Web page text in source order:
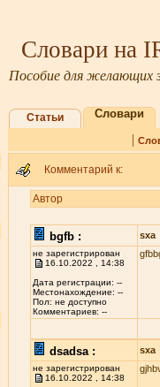
Словари на
Пособие для желающих
Статьи Словари
|
Комментарий к:
Автор
bgfb :
sxa
не зарегистрирован
16.10.2022 , 14:38
Дата регистрации: --
Местонахождение: --
Пол: не доступно
Комментариев: --
dsadsa : sxa
не зарегистрирован
16.10.2022 , 14:38